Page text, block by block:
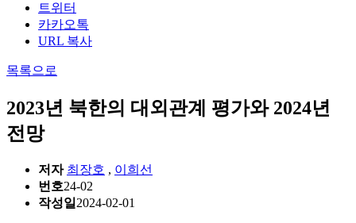
트위터
카카오톡
URL 복사
목록으로
2023년 북한의 대외관계 평가와 2024년
전망
저자 최장호 , 이희선
번호24-02
작성일 2024-02-01